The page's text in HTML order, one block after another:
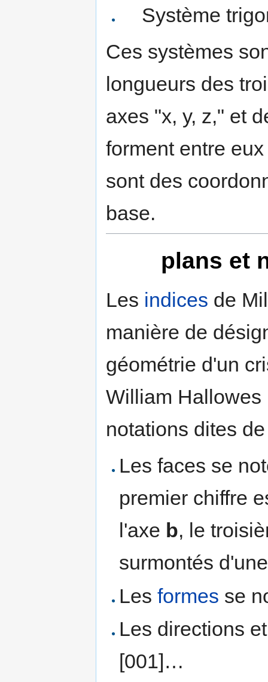
Système
Ces systèmes
longueurs des
axes "x, y, z," et
forment entre
sont des
base.
plans et
Les indices de
manière de
géométrie d'un
William Hallowes
notations dites
Les faces se
premier chiffre
l'axe b, le
surmontés
Lesformes se
Les directions
[001]…